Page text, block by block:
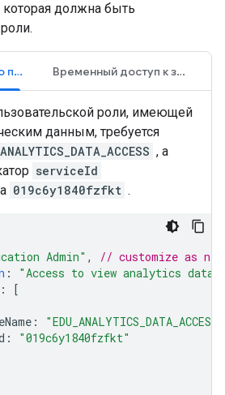
должна быть
Аналитика учебного процесса Временный доступ к занятиям
роли, имеющей
данным, требуется
, а
serviceId
019c6y1840fzfkt .
Admin" ,
// customize as
: "Access to view analytics data"
:
[
:
"EDU_ANALYTICS_DATA_ACCESS"
:
"019c6y1840fzfkt"